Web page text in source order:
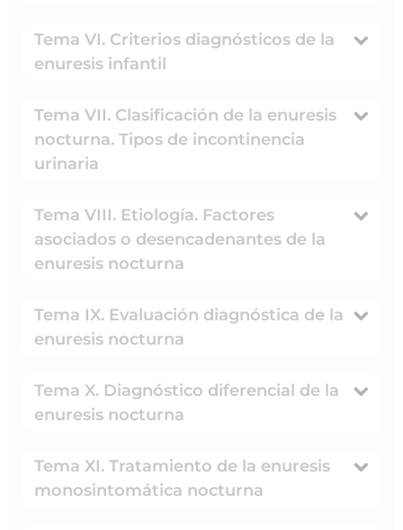
Tema VI. Criterios diagnósticos de la
enuresis infantil
Tema VII. Clasificación de la enuresis
nocturna. Tipos de incontinencia
urinaria
Tema VIII. Etiología. Factores
asociados o desencadenantes de la
enuresis nocturna
Tema IX. Evaluación diagnóstica de la
enuresis nocturna
Tema X. Diagnóstico diferencial de la
enuresis nocturna
Tema XI. Tratamiento de la enuresis
monosintomática nocturna